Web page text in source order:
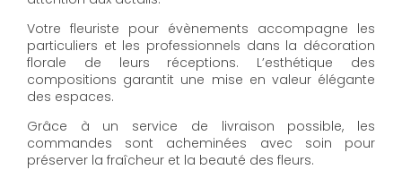
Votre fleuriste pour évènements accompagne les
particuliers et les professionnels dans la décoration
florale de leurs réceptions. L’esthétique des
compositions garantit une mise en valeur élégante
des espaces.
Grâce à un service de livraison possible, les
commandes sont acheminées avec soin pour
préserver la fraîcheur et la beauté des fleurs.